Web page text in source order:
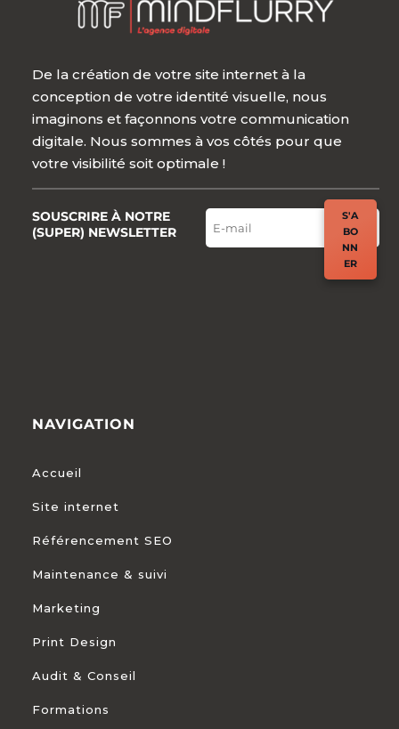
De la création de votre site internet à la
conception de votre identité visuelle, nous
imaginons et façonnons votre communication
digitale. Nous sommes à vos côtés pour que
votre visibilité soit optimale !
SOUSCRIRE À NOTRE
(SUPER) NEWSLETTER
S'A
BO
NN
ER
NAVIGATION
Accueil
Site internet
Référencement SEO
Maintenance & suivi
Marketing
Print Design
Audit & Conseil
Formations